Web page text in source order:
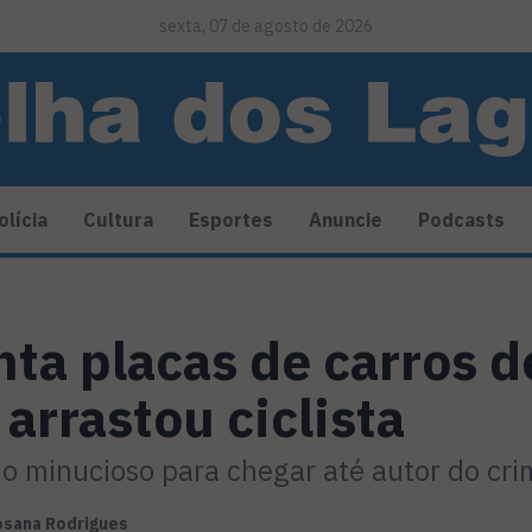
sexta, 07 de agosto de 2026
Cultura Esportes Anuncie Podcasts
placas de carros
ciclista
minucioso para chegar até autor do
Rodrigues